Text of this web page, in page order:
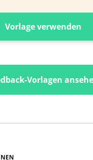
Vorlage verwenden
Vorlagen